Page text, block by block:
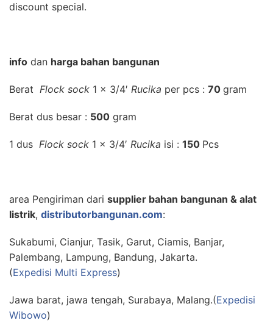
discount special.
info dan harga bahan bangunan
Berat Flock sock 1 x 3/4′ Rucika per pcs : 70 gram
Berat dus besar : 500 gram
1 dus Flock sock 1 x 3/4′ Rucika isi : 150 Pcs
area Pengiriman dari supplier bahan bangunan & alat
listrik, distributorbangunan.com:
Sukabumi, Cianjur, Tasik, Garut, Ciamis, Banjar,
Palembang, Lampung, Bandung, Jakarta.
(Expedisi Multi Express)
Jawa barat, jawa tengah, Surabaya, Malang.(Expedisi
Wibowo)